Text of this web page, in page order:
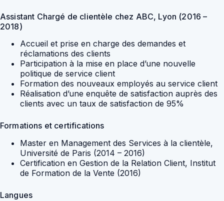
Assistant Chargé de clientèle chez ABC, Lyon (2016 –
2018)
Accueil et prise en charge des demandes et
réclamations des clients
Participation à la mise en place d’une nouvelle
politique de service client
Formation des nouveaux employés au service client
Réalisation d’une enquête de satisfaction auprès des
clients avec un taux de satisfaction de 95%
Formations et certifications
Master en Management des Services à la clientèle,
Université de Paris (2014 – 2016)
Certification en Gestion de la Relation Client, Institut
de Formation de la Vente (2016)
Langues